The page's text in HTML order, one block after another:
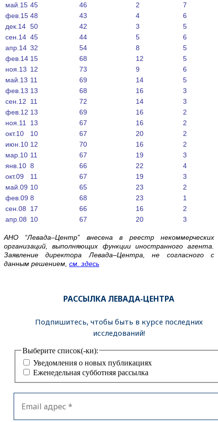
май.15 45 46 2
7
фев.15 48 43 4
6
дек.14 50 42 3
5
сен.14 45 44 5
6
апр.14 32 54 8
5
фев.14 15 68 12
5
ноя.13 12 73 9
6
май.13 11 69 14
5
фев.13 13 68 16
3
сен.12
11 72 14
3
фев.12 13 69 16
2
ноя.11
13 67 16
2
окт.10
10 67 20
2
июн.10 12 70 16
2
мар.10 11 67 19
3
янв.10 8 66 22
4
окт.09
11 67 19
3
май.09 10 65 23
2
фев.09 8 68 23
1
сен.08
17 66 16
2
апр.08 10 67 20 3
АНО “Левада–Центр” внесена в реестр некоммерческих
организаций, выполняющих функции иностранного агента.
Заявление директора Левада–Центра, не согласного с
данным решением, см. здесь
РАССЫЛКА ЛЕВАДА-ЦЕНТРА
Подпишитесь, чтобы быть в курсе последних
исследований!
Выберите список(-ки):
Уведомления о новых публикациях
Еженедельная субботняя рассылка